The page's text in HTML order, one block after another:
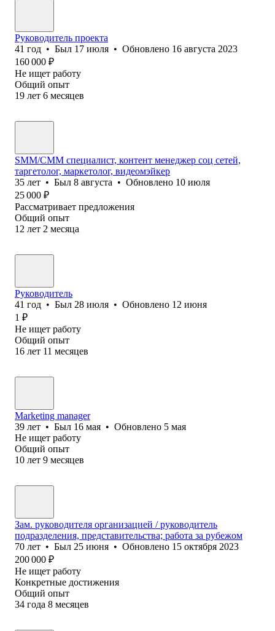
Руководитель проекта
41 год • Был 17 июля • Обновлено 16 августа 2023
160 000 ₽
Не ищет работу
Общий опыт
19 лет 6 месяцев
SMM/СММ специалист, контент менеджер соц сетей,
таргетолог, маркетолог, видеомэйкер
35 лет • Был 8 августа • Обновлено 10 июля
25 000 ₽
Рассматривает предложения
Общий опыт
12 лет 2 месяца
Руководитель
41 год • Был 28 июля • Обновлено 12 июня
1 ₽
Не ищет работу
Общий опыт
16 лет 11 месяцев
Marketing manager
39 лет • Был 16 мая • Обновлено 5 мая
Не ищет работу
Общий опыт
10 лет 9 месяцев
Зам. руководителя организацией / руководитель
подразделения, представительства; работа за рубежом
70 лет • Был 25 июня • Обновлено 15 октября 2023
200 000 ₽
Не ищет работу
Конкретные достижения
Общий опыт
34 года 8 месяцев